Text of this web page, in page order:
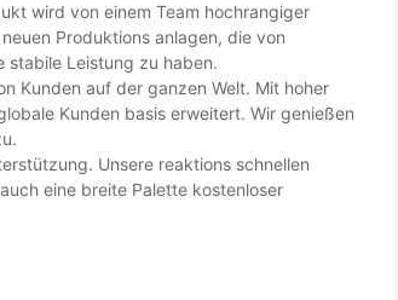
wird von einem Team hochrangiger
Produktions anlagen, die von
Leistung zu haben.
Kunden auf der ganzen Welt. Mit hoher
Kunden basis erweitert. Wir genießen
Unsere reaktions schnellen
eine breite Palette kostenloser